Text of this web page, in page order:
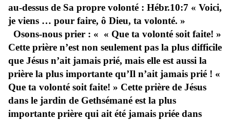
au-dessus de Sa propre volonté : Hébr.10:7 « Voici,
je viens … pour faire, ô Dieu, ta volonté. »
Osons-nous prier : « « Que ta volonté soit faite! »
Cette prière n’est non seulement pas la plus difficile
que Jésus n’ait jamais prié, mais elle est aussi la
prière la plus importante qu’Il n’ait jamais prié ! «
Que ta volonté soit faite! » Cette prière de Jésus
dans le jardin de Gethsémané est la plus
importante prière qui ait été jamais priée dans